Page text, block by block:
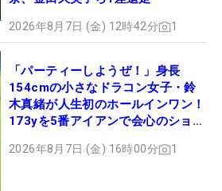
2026年8月7日 (金) 12時42分 1
「パーティーしようぜ！」身長
154cmの小さなドラコン女子・鈴
木真緒が人生初のホールインワン！
173yを5番アイアンで会心のショッ
2026年8月7日 (金) 16時00分 1